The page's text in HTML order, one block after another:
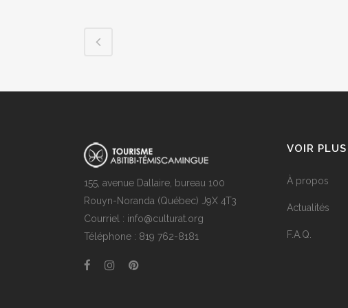
155, avenue Dallaire, bureau 100
Rouyn-Noranda (Québec) J9X 4T3
Courriel : info@culturat.org
Téléphone : 819 762-8181
VOIR PLUS
À propos
Actualités
F.A.Q.